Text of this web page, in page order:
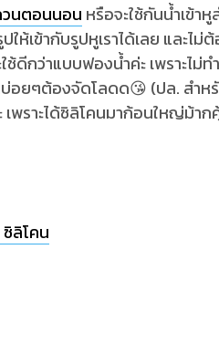
นตอนนอน หรือจะใช้กันน้ำเข้า
ห้เข้ากับรูปหูเราได้เลย และไม่
ช้ดีกว่าแบบฟองน้ำค่ะ เพราะไม่
ยๆต้องจัดโลดด😘 (ปล. สำหรั
เพราะได้ซิลิโคนมาก้อนใหญ่ม้า
ลิโคน